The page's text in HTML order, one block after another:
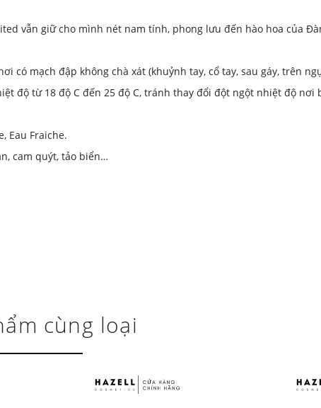
vẫn giữ cho mình nét nam tính, phong lưu đến hào hoa của
có mạch đập không chà xát (khuỷnh tay, cổ tay, sau gáy, trên
độ từ 18 độ C đến 25 độ C, tránh thay đổi đột ngột nhiệt độ nơi
Eau Fraiche.
cam quýt, tảo biển…
cùng loại